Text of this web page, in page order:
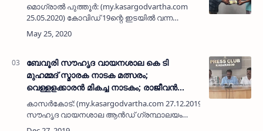
മൊഗ്രാല്‍ പുത്തൂര്‍: (my.kasargodvartha.com
25.05.2020) കോവിഡ് 19ന്റെ ഇടയില്‍ വന്ന
പെരുന്നാളിനെ വരവേറ്റത് മാസ്‌ക് നല്‍കി. 15-ാം
വാര്‍ഡ് മുസ്ലിം യൂത്ത് ലീഗ് പ്രവര്‍ത്തകരാണ്
ബേവൂരി സൗഹൃദ വായനശാല കെ ടി
മുഹമ്മദ് സ്മാരക നാടക മത്സരം;
വെള്ളളക്കാരന്‍ മികച്ച നാടകം; രാജീവന്‍
മമ്മിളി സംവിധായകന്‍
കാസര്‍കോട്: (my.kasargodvartha.com 27.12.2019) ബേവൂരി
സൗഹൃദ വായനശാല ആന്‍ഡ് ഗ്രന്ഥാലയം
സംഘടിപ്പിച്ച രണ്ടാമത് കെ ടി മുഹമ്മദ് സ്മാരക